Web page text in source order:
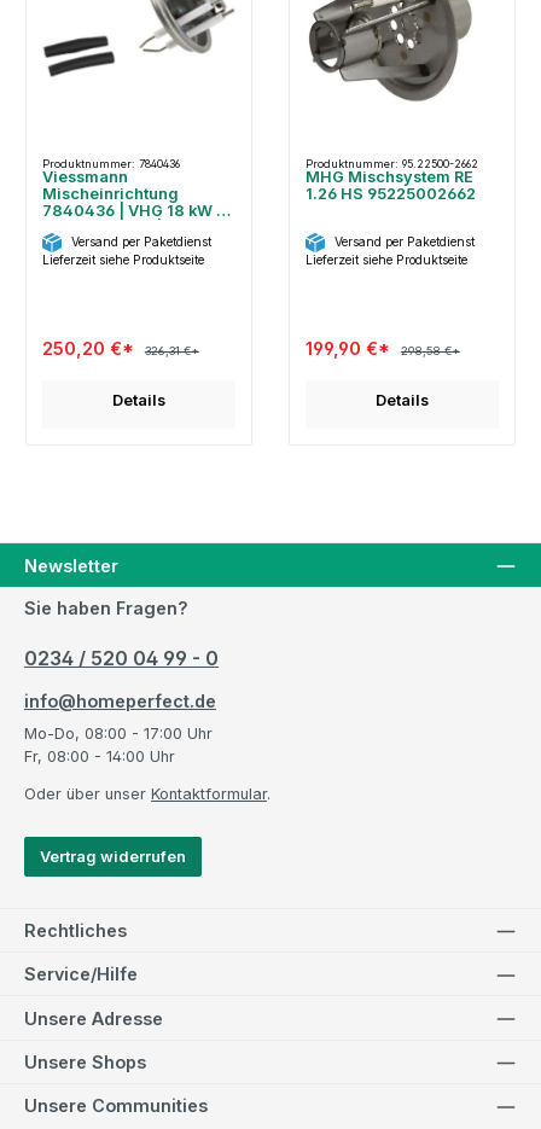
Produktnummer: 7840436
Viessmann
Mischeinrichtung
7840436 | VHG 18 kW |
Elektrode
Versand per Paketdienst
Lieferzeit siehe Produktseite
250,20 €* 326,31 €*
Details
Produktnummer: 95.22500-2662
MHG Mischsystem RE
1.26 HS 95225002662
Versand per Paketdienst
Lieferzeit siehe Produktseite
199,90 €* 298,58 €*
Details
Newsletter
Sie haben Fragen?
0234 / 520 04 99 - 0
info@homeperfect.de
Mo-Do, 08:00 - 17:00 Uhr
Fr, 08:00 - 14:00 Uhr
Oder über unser Kontaktformular.
Vertrag widerrufen
Rechtliches
Service/Hilfe
Unsere Adresse
Unsere Communities
Unsere Shops